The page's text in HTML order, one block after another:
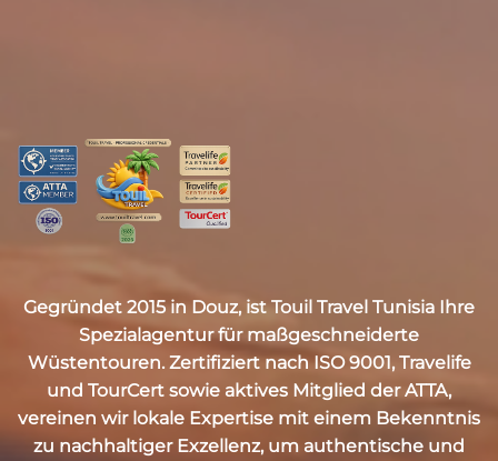
Gegründet 2015 in Douz, istTouil Travel Tunisia Ihre
Spezialagentur für maßgeschneiderte
Wüstentouren. Zertifiziert nach ISO 9001, Travelife
und TourCert sowie aktives Mitglied derATTA,
vereinen wir lokale Expertise mit einem Bekenntnis
zu nachhaltiger Exzellenz, um authentische und